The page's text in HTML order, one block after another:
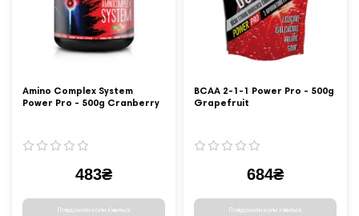
Amino Complex System
Power Pro - 500g Cranberry
483₴
Повідомити коли з'явиться
BCAA 2-1-1 Power Pro - 500g
Grapefruit
684₴
Повідомити коли з'явиться